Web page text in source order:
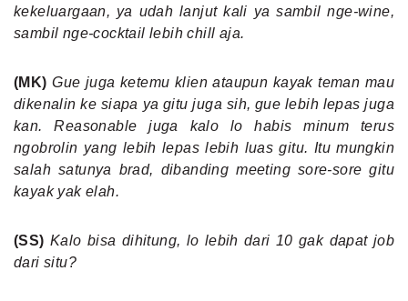
kekeluargaan, ya udah lanjut kali ya sambil nge-wine,
sambil nge-cocktail lebih chill aja.
(MK) Gue juga ketemu klien ataupun kayak teman mau
dikenalin ke siapa ya gitu juga sih, gue lebih lepas juga
kan. Reasonable juga kalo lo habis minum terus
ngobrolin yang lebih lepas lebih luas gitu. Itu mungkin
salah satunya brad, dibanding meeting sore-sore gitu
kayak yak elah.
(SS) Kalo bisa dihitung, lo lebih dari 10 gak dapat job
dari situ?